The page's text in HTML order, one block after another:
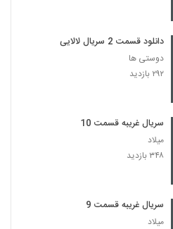
دانلود قسمت 2 سریال لالایی
دوستی ها
۲۹۲ بازدید
سریال غریبه قسمت 10
میلاد
۳۴۸ بازدید
سریال غریبه قسمت 9
میلاد